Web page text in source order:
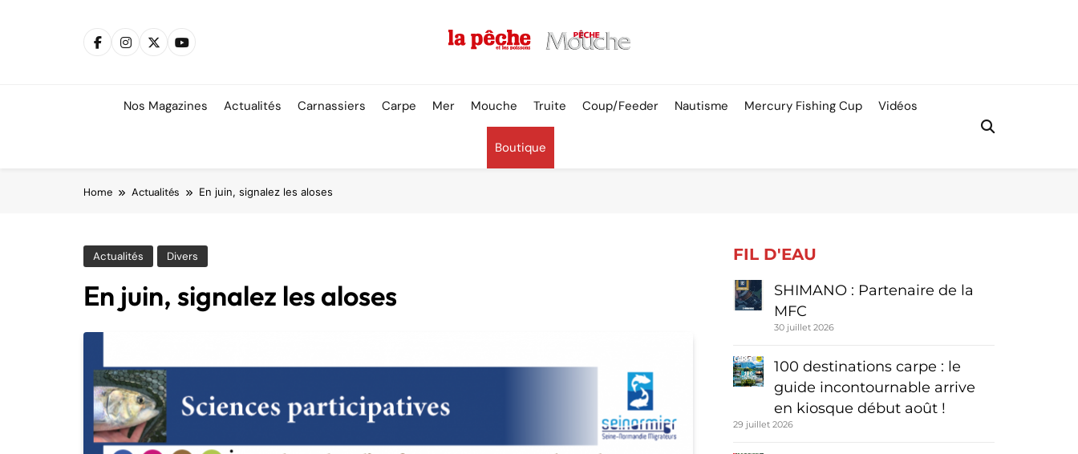
Nos Magazines Actualités Carnassiers Carpe Mer Mouche Truite Coup/Feeder Nautisme Mercury Fishing Cup Vidéos
Boutique
Home Actualités En juin, signalez les aloses
Actualités Divers
En juin, signalez les aloses
FIL D'EAU
SHIMANO : Partenaire de la
MFC
30 juillet 2026
100 destinations carpe : le
guide incontournable arrive
en kiosque début août !
29 juillet 2026